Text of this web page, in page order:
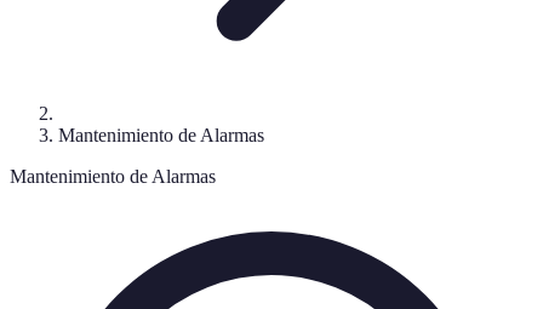
Mantenimiento de Alarmas
Mantenimiento de Alarmas